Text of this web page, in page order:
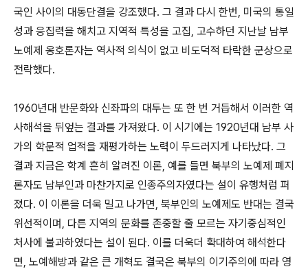
국인 사이의 대동단결을 강조했다. 그 결과 다시 한번, 미국의 통일
성과 응집력을 해치고 지역적 특성을 고집, 고수하던 지난날 남부
노예제 옹호론자는 역사적 의식이 없고 비도덕적 타락한 군상으로
전락했다.
1960년대 반문화와 신좌파의 대두는 또 한 번 거듭해서 이러한 역
사해석을 뒤엎는 결과를 가져왔다. 이 시기에는 1920년대 남부 사
가의 학문적 업적을 재평가하는 노력이 두드러지게 나타났다. 그
결과 지금은 학계 흔히 알려진 이론, 예를 들면 북부의 노예제 폐지
론자도 남부인과 마찬가지로 인종주의자였다는 설이 유행처럼 퍼
졌다. 이 이론을 더욱 밀고 나가면, 북부인의 노예제도 반대는 결국
위선적이며, 다른 지역의 문화를 존중할 줄 모르는 자기중심적인
처사에 불과하였다는 설이 된다. 이를 더욱더 확대하여 해석한다
면, 노예해방과 같은 큰 개혁도 결국은 북부의 이기주의에 따라 영